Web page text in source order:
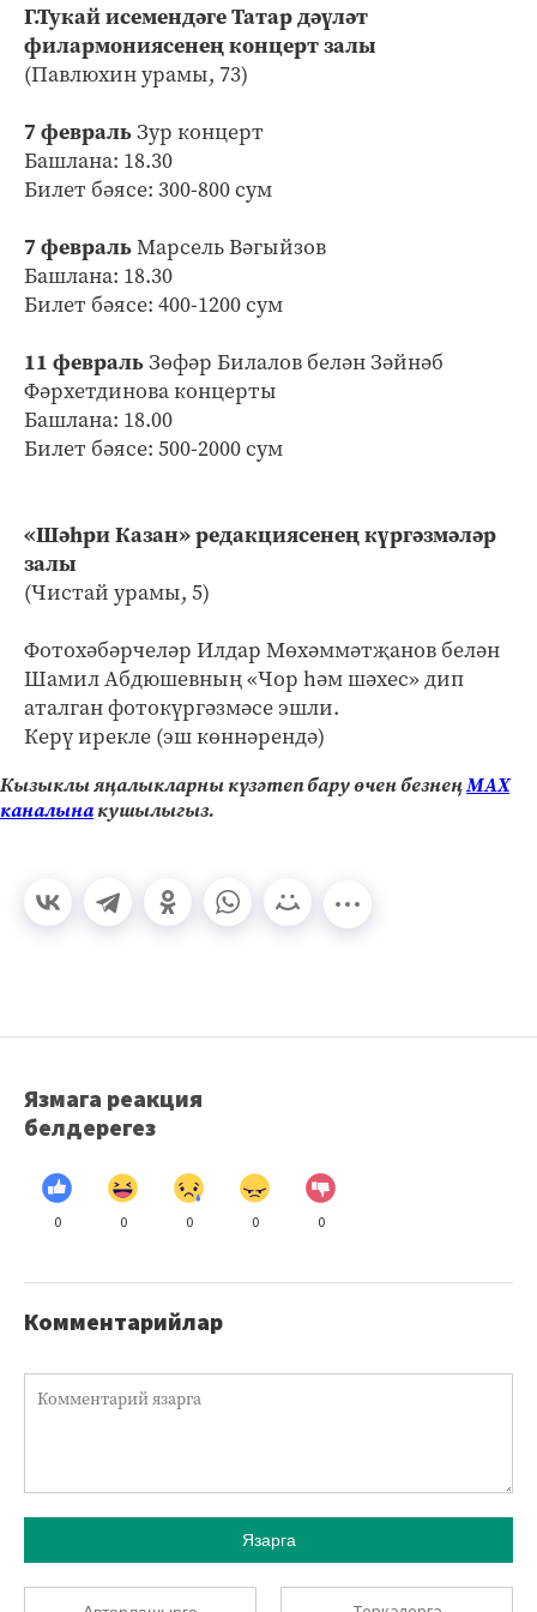
Г.Тукай исемендәге Татар дәүләт
филармониясенең концерт залы
(Павлюхин урамы, 73)
7 февральЗур концерт
Башлана: 18.30
Билет бәясе: 300-800 сум
7 февральМарсель Вәгыйзов
Башлана: 18.30
Билет бәясе: 400-1200 сум
11 февральЗөфәр Билалов белән Зәйнәб
Фәрхетдинова концерты
Башлана: 18.00
Билет бәясе: 500-2000 сум
«Шәһри Казан» редакциясенең күргәзмәләр
залы
(Чистай урамы, 5)
Фотохәбәрчеләр Илдар Мөхәммәтҗанов белән
Шамил Абдюшевның «Чор һәм шәхес» дип
аталган фотокүргәзмәсе эшли.
Керү ирекле (эш көннәрендә)
Кызыклы яңалыкларны күзәтеп бару өчен безнеңМАХ
каналынакушылыгыз.
Язмага реакция
белдерегез
0 0 0 0 0
Комментарийлар
Язарга